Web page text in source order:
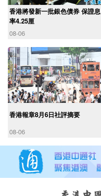
香港將發新一批銀色債券 保證息
率4.25厘
08-06
香港報章8月6日社評摘要
08-06